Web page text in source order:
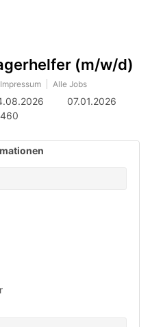
von
mobilem
Endgerät
(m/w/d)
Impressum Alle Jobs
07.01.2026